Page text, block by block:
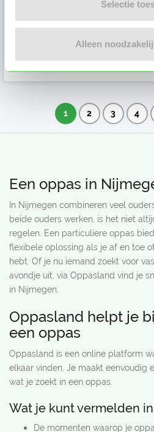
Selectie
Alleen
3 weken geleden
1 2 3 4
Een oppas in
In Nijmegen combineren veel
beide ouders werken, is het niet
regelen. Een particuliere oppas
flexibele oplossing als je af en toe
hebt. Of je nu iemand zoekt voor
avondje uit, via Oppasland vind je
in Nijmegen.
Oppasland helpt je
een oppas
Oppasland is een online platform
elkaar vinden. Je maakt eenvoudig
wat je zoekt in een oppas.
Wat je kunt vermelden
De momenten waarop je